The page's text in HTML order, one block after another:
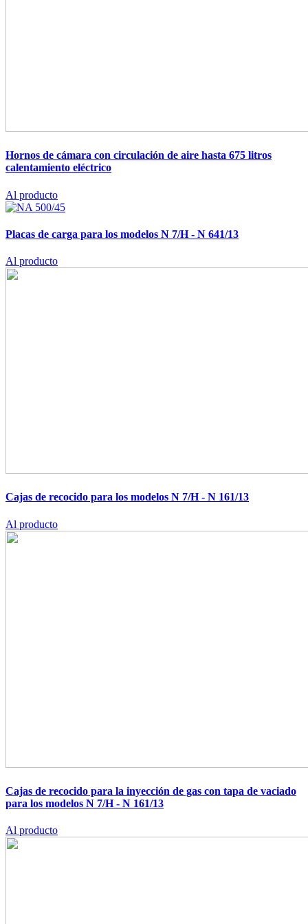
Hornos de cámara con circulación de aire hasta 675 litros
calentamiento eléctrico
Al producto
Placas de carga para los modelos N 7/H - N 641/13
Al producto
Cajas de recocido para los modelos N 7/H - N 161/13
Al producto
Cajas de recocido para la inyección de gas con tapa de vaciado
para los modelos N 7/H - N 161/13
Al producto